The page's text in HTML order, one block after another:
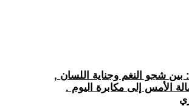
: بين شجو النغم وجناية اللسان ,
الأمس إلى مكابرة اليوم .